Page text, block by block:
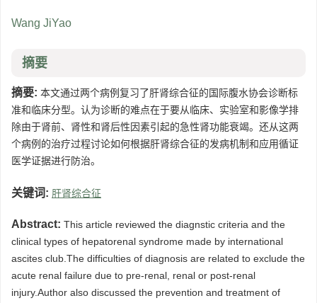
Wang JiYao
摘要
摘要: 本文通过两个病例复习了肝肾综合征的国际腹水协会诊断标
准和临床分型。认为诊断的难点在于要从临床、实验室和影像学排
除由于肾前、肾性和肾后性因素引起的急性肾功能衰竭。还从这两
个病例的治疗过程讨论如何根据肝肾综合征的发病机制和应用循证
医学证据进行防治。
关键词: 肝肾综合征
Abstract: This article reviewed the diagnstic criteria and the
clinical types of hepatorenal syndrome made by international
ascites club.The difficulties of diagnosis are related to exclude the
acute renal failure due to pre-renal, renal or post-renal
injury.Author also discussed the prevention and treatment of